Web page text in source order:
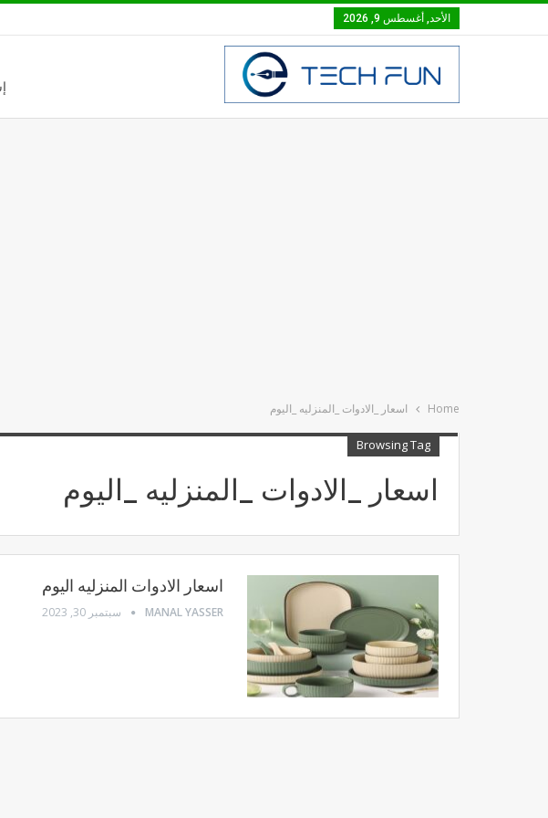
الأحد, أغسطس 9, 2026
Home اسعار _الادوات _المنزليه _اليوم
Browsing Tag
اسعار _الادوات _المنزليه _اليوم
اسعار الادوات المنزليه اليوم
MANAL YASSER سبتمبر 30, 2023